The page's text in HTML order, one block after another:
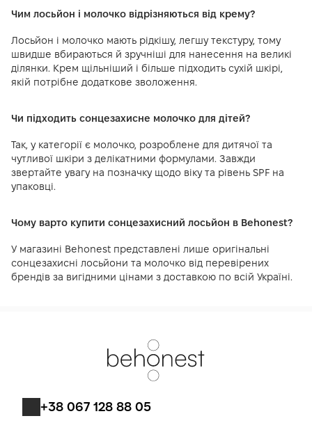
Чим лосьйон і молочко відрізняються від крему?
Лосьйон і молочко мають рідкішу, легшу текстуру, тому
швидше вбираються й зручніші для нанесення на великі
ділянки. Крем щільніший і більше підходить сухій шкірі,
якій потрібне додаткове зволоження.
Чи підходить сонцезахисне молочко для дітей?
Так, у категорії є молочко, розроблене для дитячої та
чутливої шкіри з делікатними формулами. Завжди
звертайте увагу на позначку щодо віку та рівень SPF на
упаковці.
Чому варто купити сонцезахисний лосьйон в Behonest?
У магазині Behonest представлені лише оригінальні
сонцезахисні лосьйони та молочко від перевірених
брендів за вигідними цінами з доставкою по всій Україні.
+38 067 128 88 05